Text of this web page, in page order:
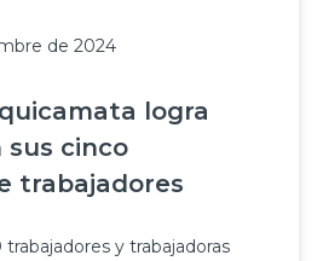
de 2024
logra
sus cinco
trabajadores
y trabajadoras